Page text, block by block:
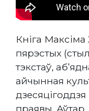
Кніга
пярэстых
тэкстаў,
айчынная
праявы.